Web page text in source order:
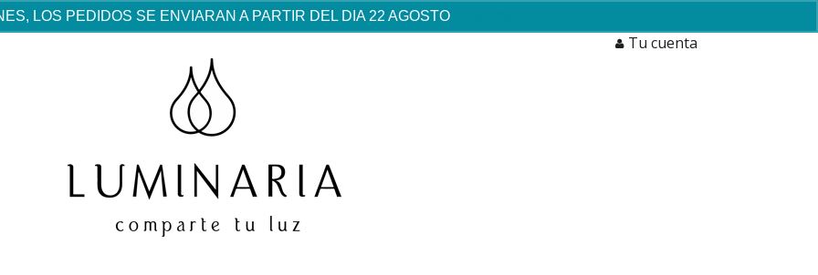
LOS PEDIDOS SE ENVIARAN A PARTIR DEL DIA 22 AGOSTO
Tu cuenta
avec une analyse de son